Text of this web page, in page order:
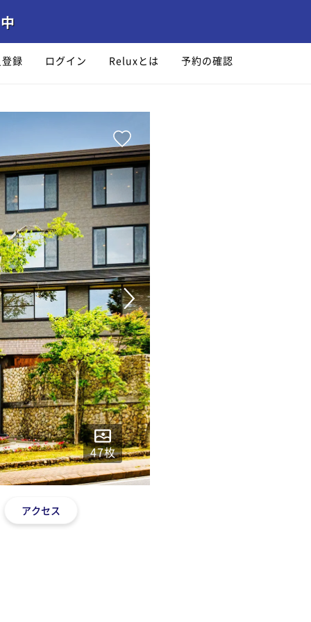
録 ログイン Reluxとは 予約の確認
47枚
アクセス